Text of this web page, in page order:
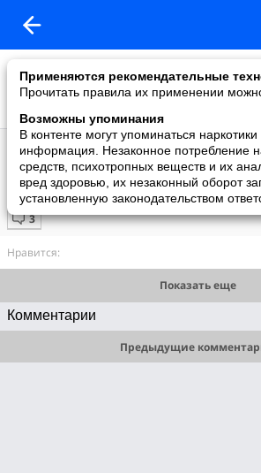
Применяются рекомендательные
Прочитать правила их применении
Возможны упоминания
В контенте могут упоминаться
информация. Незаконное потребление
средств, психотропных веществ и их
вред здоровью, их незаконный оборот
установленную законодательством
Ирина
добавила видео
20.07.2011
Изображение 096.MOV
Нравится:
Показать еще
Комментарии
Предыдущие